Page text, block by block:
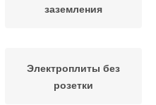
заземления
Электроплиты без
розетки